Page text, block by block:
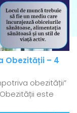
Obezității – 4
obezității”
este